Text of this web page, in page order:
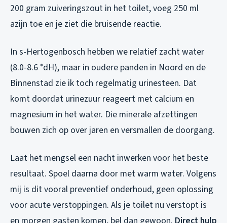
200 gram zuiveringszout in het toilet, voeg 250 ml
azijn toe en je ziet die bruisende reactie.
In s-Hertogenbosch hebben we relatief zacht water
(8.0-8.6 °dH), maar in oudere panden in Noord en de
Binnenstad zie ik toch regelmatig urinesteen. Dat
komt doordat urinezuur reageert met calcium en
magnesium in het water. Die minerale afzettingen
bouwen zich op over jaren en versmallen de doorgang.
Laat het mengsel een nacht inwerken voor het beste
resultaat. Spoel daarna door met warm water. Volgens
mij is dit vooral preventief onderhoud, geen oplossing
voor acute verstoppingen. Als je toilet nu verstopt is